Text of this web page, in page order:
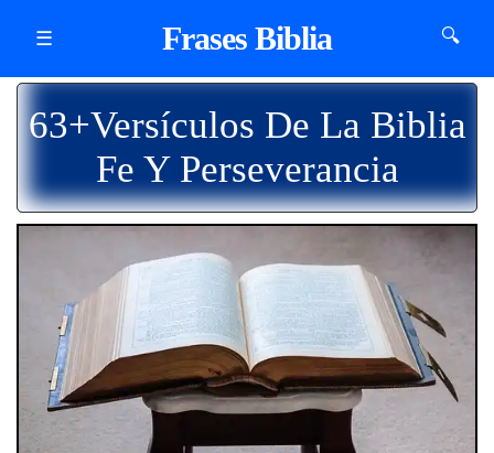
☰ Frases Biblia 🔍
63+Versículos De La Biblia
Fe Y Perseverancia